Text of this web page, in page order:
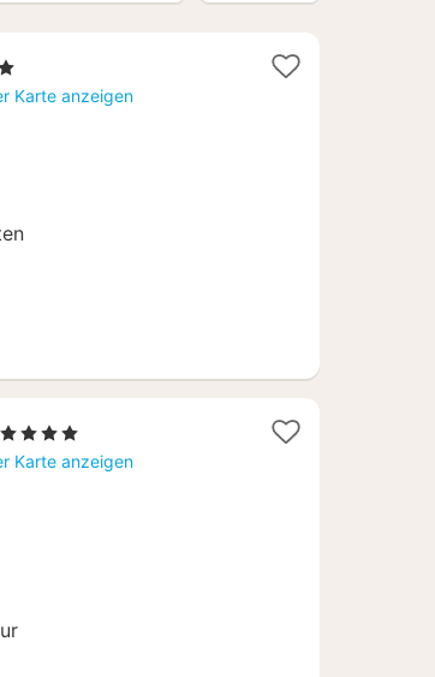
Karte anzeigen
1
Nacht
, 4 Sterne
Karte anzeigen